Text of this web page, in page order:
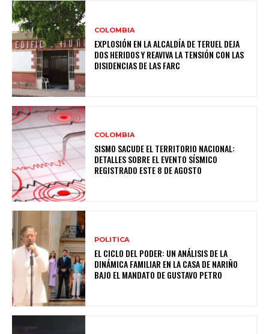
COLOMBIA
EXPLOSIÓN EN LA ALCALDÍA DE TERUEL DEJA
DOS HERIDOS Y REAVIVA LA TENSIÓN CON LAS
DISIDENCIAS DE LAS FARC
COLOMBIA
SISMO SACUDE EL TERRITORIO NACIONAL:
DETALLES SOBRE EL EVENTO SÍSMICO
REGISTRADO ESTE 8 DE AGOSTO
POLITICA
EL CICLO DEL PODER: UN ANÁLISIS DE LA
DINÁMICA FAMILIAR EN LA CASA DE NARIÑO
BAJO EL MANDATO DE GUSTAVO PETRO